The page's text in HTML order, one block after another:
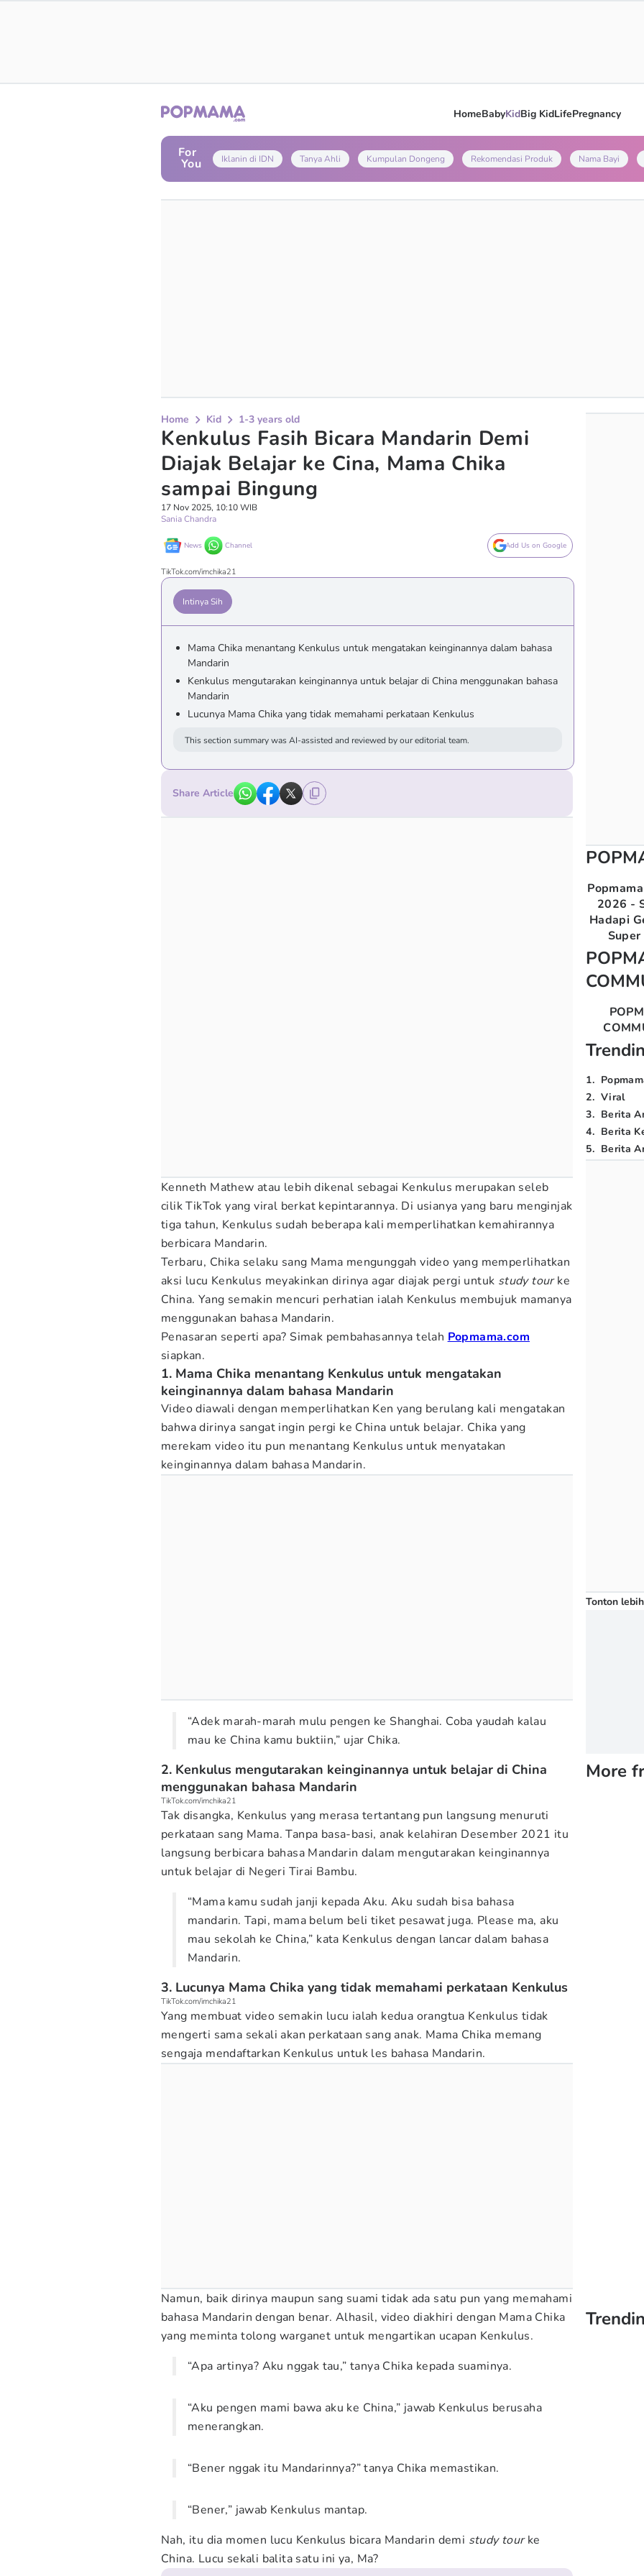
HomeBabyKidBig KidLifePregnancy
For
You Iklanin di IDN Tanya Ahli Kumpulan Dongeng Rekomendasi Produk Nama Bayi
Home Kid 1-3 years old
Kenkulus Fasih Bicara Mandarin Demi
Diajak Belajar ke Cina, Mama Chika
sampai Bingung
17 Nov 2025, 10:10 WIB
Sania Chandra
News Channel Add Us on Google
TikTok.com/imchika21
Intinya Sih
Mama Chika menantang Kenkulus untuk mengatakan keinginannya dalam bahasa
Mandarin
Kenkulus mengutarakan keinginannya untuk belajar di China menggunakan bahasa
Mandarin
Lucunya Mama Chika yang tidak memahami perkataan Kenkulus
This section summary was AI-assisted and reviewed by our editorial team.
Share Article
Kenneth Mathew atau lebih dikenal sebagai Kenkulus merupakan seleb
cilik TikTok yang viral berkat kepintarannya. Di usianya yang baru menginjak
tiga tahun, Kenkulus sudah beberapa kali memperlihatkan kemahirannya
berbicara Mandarin.
Terbaru, Chika selaku sang Mama mengunggah video yang memperlihatkan
aksi lucu Kenkulus meyakinkan dirinya agar diajak pergi untuk study tourke
China. Yang semakin mencuri perhatian ialah Kenkulus membujuk mamanya
menggunakan bahasa Mandarin.
Penasaran seperti apa? Simak pembahasannya telah Popmama.com
siapkan.
1. Mama Chika menantang Kenkulus untuk mengatakan
keinginannya dalam bahasa Mandarin
Video diawali dengan memperlihatkan Ken yang berulang kali mengatakan
bahwa dirinya sangat ingin pergi ke China untuk belajar. Chika yang
merekam video itu pun menantang Kenkulus untuk menyatakan
keinginannya dalam bahasa Mandarin.
“Adek marah-marah mulu pengen ke Shanghai. Coba yaudah kalau
mau ke China kamu buktiin,” ujar Chika.
2. Kenkulus mengutarakan keinginannya untuk belajar di China
menggunakan bahasa Mandarin
TikTok.com/imchika21
Tak disangka, Kenkulus yang merasa tertantang pun langsung menuruti
perkataan sang Mama. Tanpa basa-basi, anak kelahiran Desember 2021 itu
langsung berbicara bahasa Mandarin dalam mengutarakan keinginannya
untuk belajar di Negeri Tirai Bambu.
“Mama kamu sudah janji kepada Aku. Aku sudah bisa bahasa
mandarin. Tapi, mama belum beli tiket pesawat juga. Please ma, aku
mau sekolah ke China,” kata Kenkulus dengan lancar dalam bahasa
Mandarin.
3. Lucunya Mama Chika yang tidak memahami perkataan Kenkulus
TikTok.com/imchika21
Yang membuat video semakin lucu ialah kedua orangtua Kenkulus tidak
mengerti sama sekali akan perkataan sang anak. Mama Chika memang
sengaja mendaftarkan Kenkulus untuk les bahasa Mandarin.
Namun, baik dirinya maupun sang suami tidak ada satu pun yang memahami
bahasa Mandarin dengan benar. Alhasil, video diakhiri dengan Mama Chika
yang meminta tolong warganet untuk mengartikan ucapan Kenkulus.
“Apa artinya? Aku nggak tau,” tanya Chika kepada suaminya.
“Aku pengen mami bawa aku ke China,” jawab Kenkulus berusaha
menerangkan.
“Bener nggak itu Mandarinnya?” tanya Chika memastikan.
“Bener,” jawab Kenkulus mantap.
Nah, itu dia momen lucu Kenkulus bicara Mandarin demi study tourke
China. Lucu sekali balita satu ini ya, Ma?
2026 -
Hadapi
1.
2. Viral
3. Berita
4. Berita
5. Berita
Tonton
More